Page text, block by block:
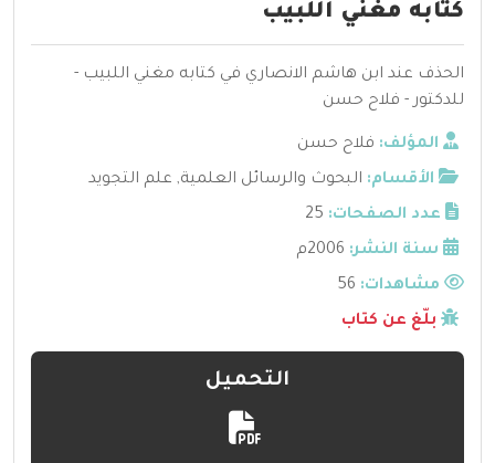
كتابه مغني اللبيب
الحذف عند ابن هاشم الانصاري في كتابه مغني اللبيب -
للدكتور - فلاح حسن
المؤلف: فلاح حسن
الأقسام: البحوث والرسائل العلمية, علم التجويد
عدد الصفحات: 25
سنة النشر: 2006م
مشاهدات:
بلّغ عن كتاب
التحميل